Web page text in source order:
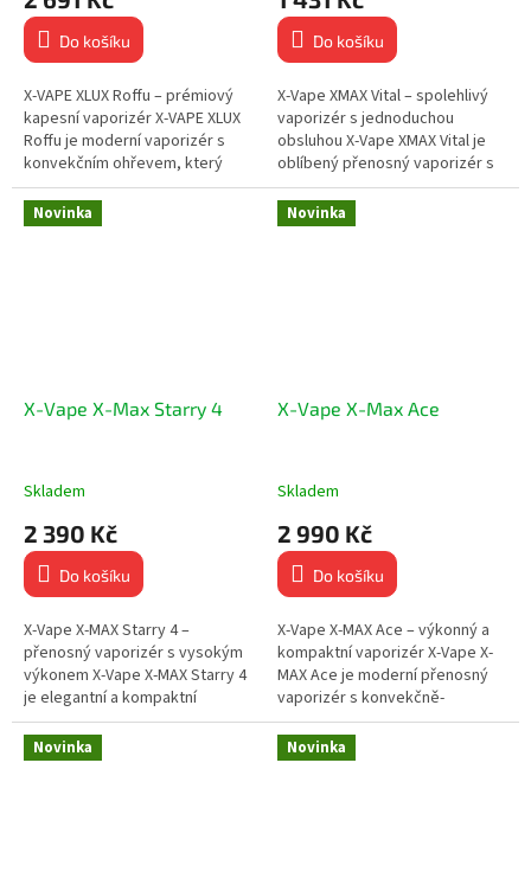
Do košíku
X-VAPE XLUX Roffu – prémiový
kapesní vaporizér X-VAPE XLUX
Roffu je moderní vaporizér s
konvekčním ohřevem, který
nabízí čistou chuť bylin, rychlý
náběh teploty a diskrétní...
Do košíku
X-Vape XMAX Vital – spolehlivý
vaporizér s jednoduchou
obsluhou X-Vape XMAX Vital je
oblíbený přenosný vaporizér s
keramickou topnou komorou a
přesnou regulací teploty. Díky...
Novinka
X-Vape X-Max Starry 4
Skladem
2 390 Kč
Do košíku
X-Vape X-MAX Starry 4 –
přenosný vaporizér s vysokým
výkonem X-Vape X-MAX Starry 4
je elegantní a kompaktní
přenosný vaporizér s
keramickou topnou komorou a
rychlým...
Novinka
X-Vape X-Max Ace
Skladem
2 990 Kč
Do košíku
X-Vape X-MAX Ace – výkonný a
kompaktní vaporizér X-Vape X-
MAX Ace je moderní přenosný
vaporizér s konvekčně-
kondukčním ohřevem a
keramickou topnou komorou,
která zajišťuje...
Novinka Novinka